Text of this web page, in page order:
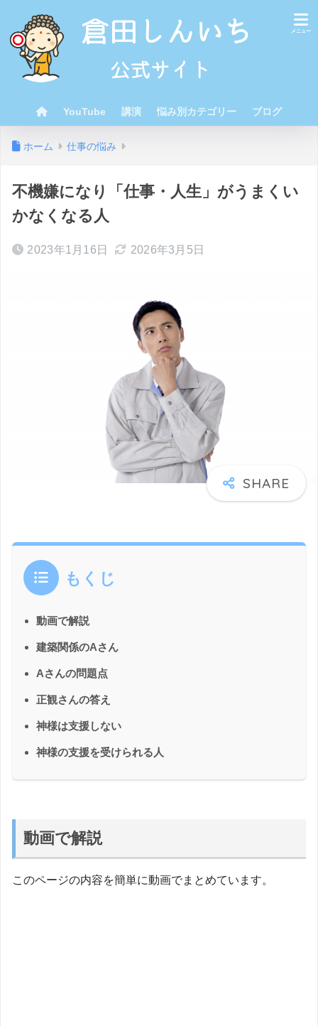
YouTube 講演 悩み別カテゴリー ブログ
ホーム 仕事の悩み
不機嫌になり「仕事・人生」がうまくい
かなくなる人
2023年1月16日 2026年3月5日
もくじ
動画で解説
建築関係のAさん
Aさんの問題点
正観さんの答え
神様は支援しない
神様の支援を受けられる人
動画で解説
このページの内容を簡単に動画でまとめています。